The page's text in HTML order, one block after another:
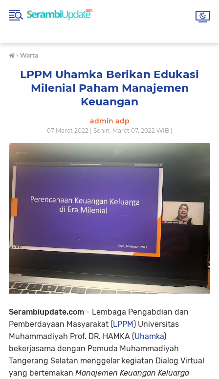
› Warta
LPPM Uhamka Berikan Edukasi
Milenial Paham Manajemen
Keuangan
admin adp
07 Maret 2022 | Senin, Maret 07, 2022 WIB |
Serambiupdate.com - Lembaga Pengabdian dan
Pemberdayaan Masyarakat (LPPM) Universitas
Muhammadiyah Prof. DR. HAMKA (Uhamka)
bekerjasama dengan Pemuda Muhammadiyah
Tangerang Selatan menggelar kegiatan Dialog Virtual
yang bertemakan Manajemen Keuangan Keluarga